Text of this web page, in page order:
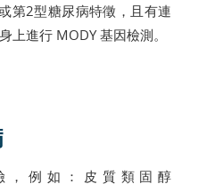
第2型糖尿病特徵，且有連
上進行 MODY 基因檢測。
，例如：皮質類固醇